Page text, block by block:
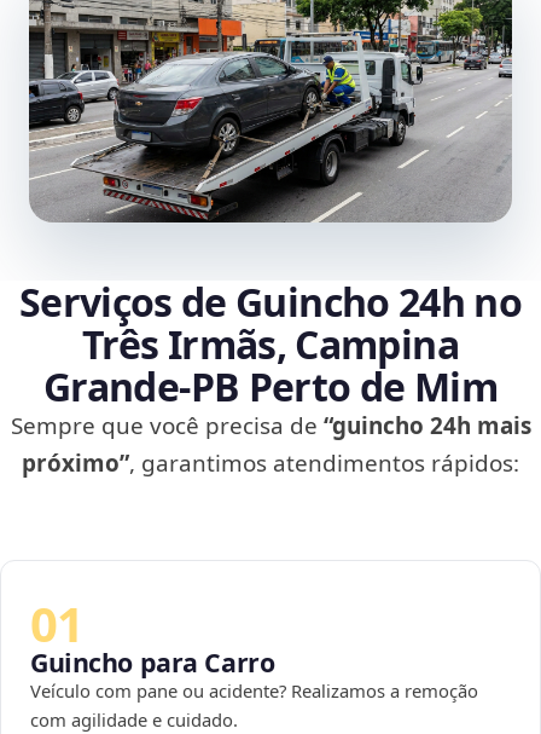
Serviços de Guincho 24h no
Três Irmãs, Campina
Grande‑PB Perto de Mim
Sempre que você precisa de “guincho 24h mais
próximo”, garantimos atendimentos rápidos:
01
Guincho para Carro
Veículo com pane ou acidente? Realizamos a remoção
com agilidade e cuidado.